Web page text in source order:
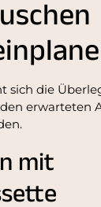
sich die
erwarteten
mit